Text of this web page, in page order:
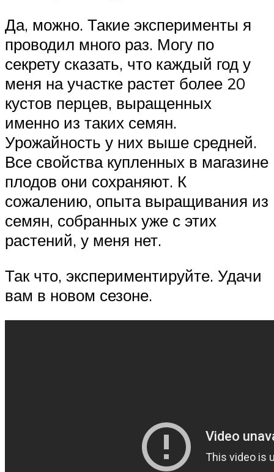
Да, можно. Такие эксперименты я
проводил много раз. Могу по
секрету сказать, что каждый год у
меня на участке растет более 20
кустов перцев, выращенных
именно из таких семян.
Урожайность у них выше средней.
Все свойства купленных в магазине
плодов они сохраняют. К
сожалению, опыта выращивания из
семян, собранных уже с этих
растений, у меня нет.
Так что, экспериментируйте. Удачи
вам в новом сезоне.